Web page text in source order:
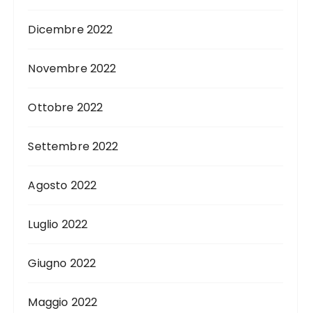
Dicembre 2022
Novembre 2022
Ottobre 2022
Settembre 2022
Agosto 2022
Luglio 2022
Giugno 2022
Maggio 2022